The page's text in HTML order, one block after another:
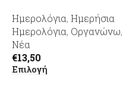
Ημερολόγια, Ημερήσια
Ημερολόγια, Οργανώνω,
Νέα
€13,50
Επιλογή